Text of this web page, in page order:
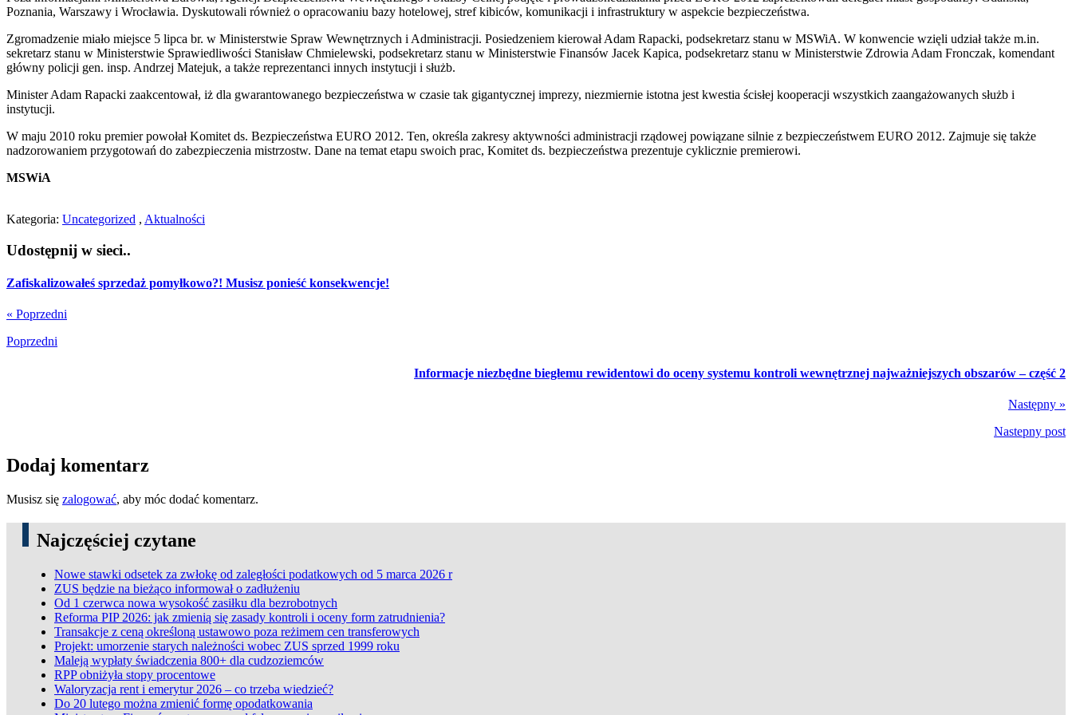
Poznania, Warszawy i Wrocławia. Dyskutowali również o opracowaniu bazy hotelowej, stref kibiców, komunikacji i infrastruktury w aspekcie bezpieczeństwa.
Zgromadzenie miało miejsce 5 lipca br. w Ministerstwie Spraw Wewnętrznych i Administracji. Posiedzeniem kierował Adam Rapacki, podsekretarz stanu w MSWiA. W konwencie wzięli udział także m.in.
sekretarz stanu w Ministerstwie Sprawiedliwości Stanisław Chmielewski, podsekretarz stanu w Ministerstwie Finansów Jacek Kapica, podsekretarz stanu w Ministerstwie Zdrowia Adam Fronczak, komendant
główny policji gen. insp. Andrzej Matejuk, a także reprezentanci innych instytucji i służb.
Minister Adam Rapacki zaakcentował, iż dla gwarantowanego bezpieczeństwa w czasie tak gigantycznej imprezy, niezmiernie istotna jest kwestia ścisłej kooperacji wszystkich zaangażowanych służb i
instytucji.
W maju 2010 roku premier powołał Komitet ds. Bezpieczeństwa EURO 2012. Ten, określa zakresy aktywności administracji rządowej powiązane silnie z bezpieczeństwem EURO 2012. Zajmuje się także
nadzorowaniem przygotowań do zabezpieczenia mistrzostw. Dane na temat etapu swoich prac, Komitet ds. bezpieczeństwa prezentuje cyklicznie premierowi.
MSWiA
Kategoria: Uncategorized , Aktualności
Udostępnij w sieci..
Zafiskalizowałeś sprzedaż pomyłkowo?! Musisz ponieść konsekwencje!
« Poprzedni
Poprzedni
Informacje niezbędne biegłemu rewidentowi do oceny systemu kontroli wewnętrznej najważniejszych obszarów – część 2
Następny »
Nastepny post
Dodaj komentarz
Musisz się zalogować, aby móc dodać komentarz.
Najczęściej czytane
Nowe stawki odsetek za zwłokę od zaległości podatkowych od 5 marca 2026 r
ZUS będzie na bieżąco informował o zadłużeniu
Od 1 czerwca nowa wysokość zasiłku dla bezrobotnych
Reforma PIP 2026: jak zmienią się zasady kontroli i oceny form zatrudnienia?
Transakcje z ceną określoną ustawowo poza reżimem cen transferowych
Projekt: umorzenie starych należności wobec ZUS sprzed 1999 roku
Maleją wypłaty świadczenia 800+ dla cudzoziemców
RPP obniżyła stopy procentowe
Waloryzacja rent i emerytur 2026 – co trzeba wiedzieć?
Do 20 lutego można zmienić formę opodatkowania